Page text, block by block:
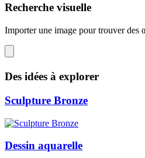
Recherche visuelle
Importer une image pour trouver des
Des idées à explorer
Sculpture Bronze
Dessin aquarelle